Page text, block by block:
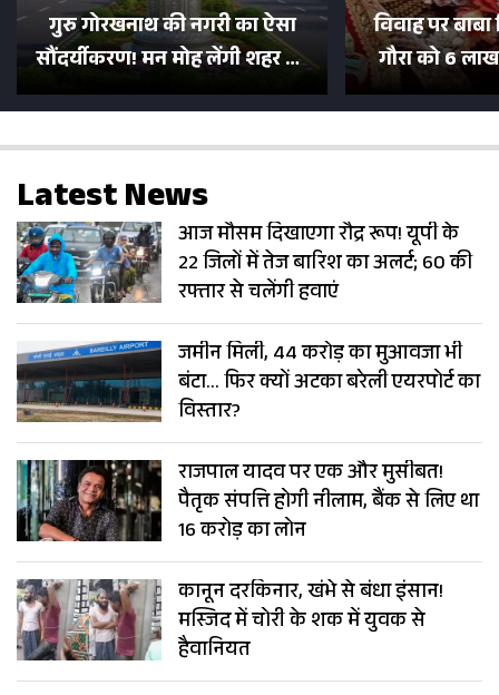
गुरु गोरखनाथ की नगरी का ऐसा
सौंदर्यीकरण! मन मोह लेंगी शहर की
सड़कें; देखें Photos
विवाह पर
गौरा को 6
500 भक्तों
Latest News
आज मौसम दिखाएगा रौद्र रूप! यूपी के
22 जिलों में तेज बारिश का अलर्ट; 60 की
रफ्तार से चलेंगी हवाएं
जमीन मिली, 44 करोड़ का मुआवजा भी
बंटा… फिर क्यों अटका बरेली एयरपोर्ट का
विस्तार?
राजपाल यादव पर एक और मुसीबत!
पैतृक संपत्ति होगी नीलाम, बैंक से लिए था
16 करोड़ का लोन
कानून दरकिनार, खंभे से बंधा इंसान!
मस्जिद में चोरी के शक में युवक से
हैवानियत